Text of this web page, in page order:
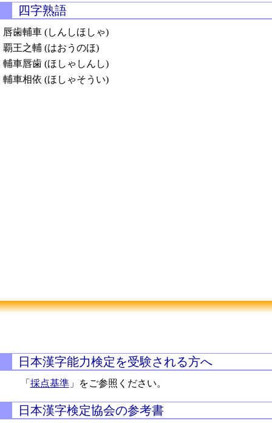
四字熟語
唇歯輔車 (しんしほしゃ)
覇王之輔 (はおうのほ)
輔車唇歯 (ほしゃしんし)
輔車相依 (ほしゃそうい)
日本漢字能力検定を受験される方へ
「 採点基準」をご参照ください。
日本漢字検定協会の参考書